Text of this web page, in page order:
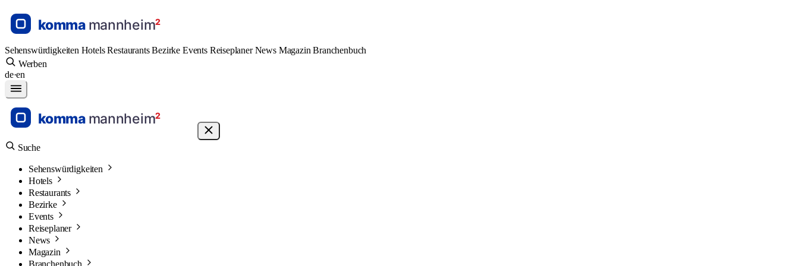
Sehenswürdigkeiten HotelsRestaurantsBezirke Events ReiseplanerNews MagazinBranchenbuch
Werben
de·en
Suche
Sehenswürdigkeiten
Hotels
Restaurants
Bezirke
Events
Reiseplaner
News
Magazin
Branchenbuch